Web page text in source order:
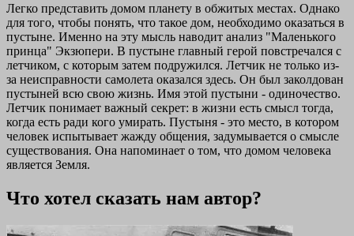
Легко представить домом планету в обжитых местах. Однако
для того, чтобы понять, что такое дом, необходимо оказаться в
пустыне. Именно на эту мысль наводит анализ "Маленького
принца" Экзюпери. В пустыне главный герой повстречался с
летчиком, с которым затем подружился. Летчик не только из-
за неисправности самолета оказался здесь. Он был заколдован
пустыней всю свою жизнь. Имя этой пустыни - одиночество.
Летчик понимает важный секрет: в жизни есть смысл тогда,
когда есть ради кого умирать. Пустыня - это место, в котором
человек испытывает жажду общения, задумывается о смысле
существования. Она напоминает о том, что домом человека
является Земля.
Что хотел сказать нам автор?